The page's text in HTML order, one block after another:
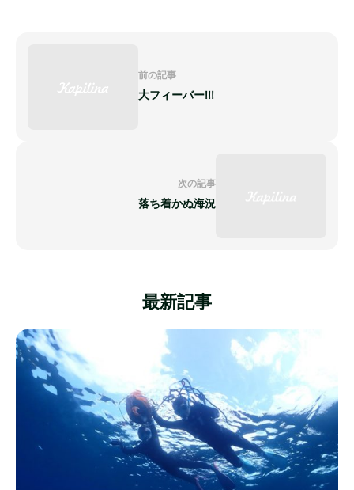
前の記事
大フィーバー!!!
次の記事
落ち着かぬ海況
最新記事